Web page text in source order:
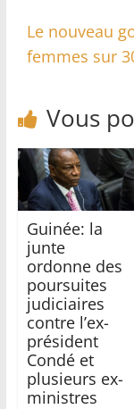
Le nouveau
femmes sur
Vous
Guinée: la
junte
ordonne des
poursuites
judiciaires
contre l’ex-
président
Condé et
plusieurs ex-
ministres